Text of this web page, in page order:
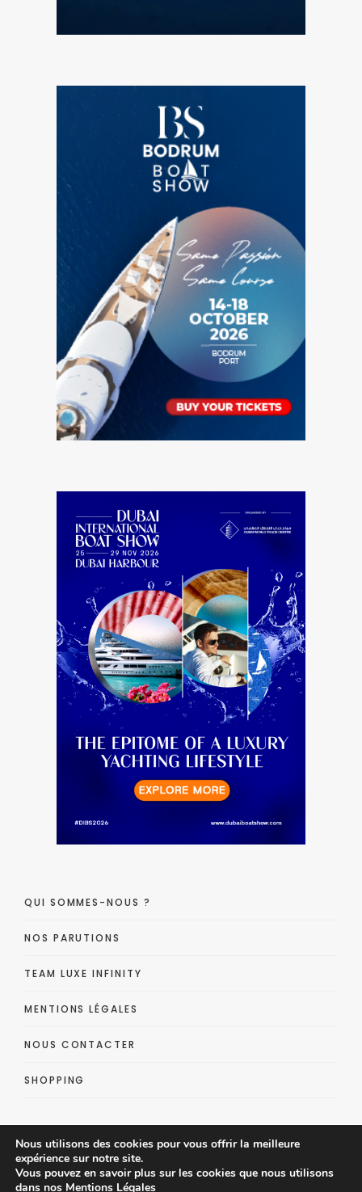
QUI SOMMES-NOUS ?
NOS PARUTIONS
TEAM LUXE INFINITY
MENTIONS LÉGALES
NOUS CONTACTER
SHOPPING
Nous utilisons des cookies pour vous offrir la meilleure
expérience sur notre site.
Vous pouvez en savoir plus sur les cookies que nous utilisons
dans nos Mentions Légales